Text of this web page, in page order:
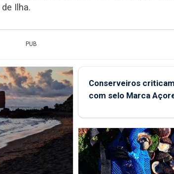
Ilha.
PUB
Conserveiros
com selo Marca